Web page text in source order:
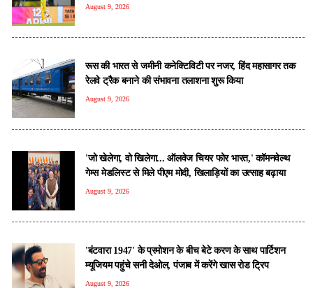
August 9, 2026
रूस की भारत से जमीनी कनेक्टिविटी पर नजर, हिंद महासागर तक
रेलवे ट्रैक बनाने की संभावना तलाशना शुरू किया
August 9, 2026
'जो खेलेगा, वो खिलेगा... ऑलवेज चियर फोर भारत,' कॉमनवेल्थ
गेम्स मेडलिस्ट से मिले पीएम मोदी, खिलाड़ियों का उत्साह बढ़ाया
August 9, 2026
'बंटवारा 1947' के प्रमोशन के बीच बेटे करण के साथ पार्टिशन
म्यूजियम पहुंचे सनी देओल, पंजाब में करेंगे खास रोड ट्रिप
August 9, 2026